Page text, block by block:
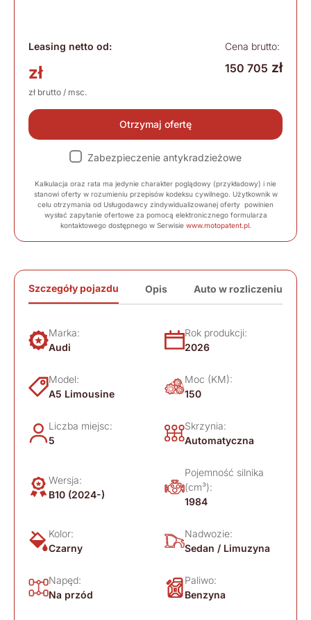
Leasing netto od:
zł
zł brutto / msc.
Cena brutto:
150 705 zł
Otrzymaj ofertę
Zabezpieczenie antykradzieżowe
Kalkulacja oraz rata ma jedynie charakter poglądowy (przykładowy) i nie
stanowi oferty w rozumieniu przepisów kodeksu cywilnego. Użytkownik w
celu otrzymania od Usługodawcy zindywidualizowanej oferty powinien
wysłać zapytanie ofertowe za pomocą elektronicznego formularza
kontaktowego dostępnego w Serwisie www.motopatent.pl.
Szczegóły pojazdu Opis Auto w rozliczeniu
Marka:
Audi
Rok produkcji:
2026
Model:
A5 Limousine
Moc (KM):
150
Liczba miejsc:
5
Skrzynia:
Automatyczna
Wersja:
B10 (2024-)
Pojemność silnika
(cm³):
1984
Kolor:
Czarny
Nadwozie:
Sedan / Limuzyna
Napęd:
Na przód
Paliwo:
Benzyna